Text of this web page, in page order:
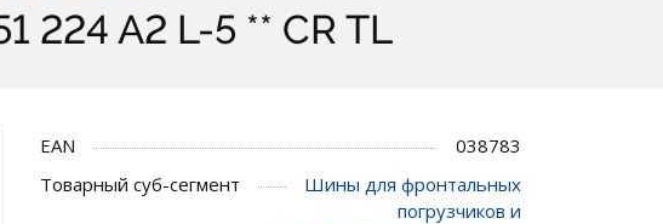
224 A2 L-5 ** CR TL
EAN
038783
Товарный суб-сегмент
Шины для фронтальных
погрузчиков и